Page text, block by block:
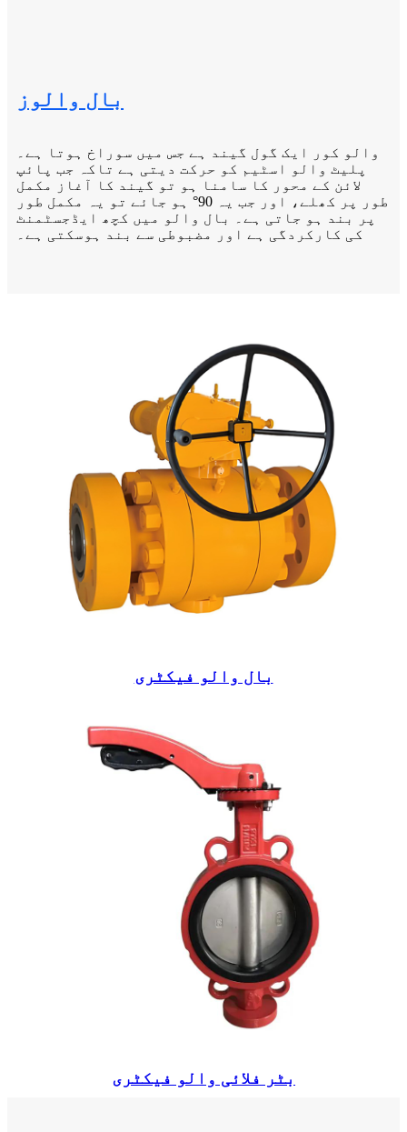
بال والوز
والو کور ایک گول گیند ہے جس میں سوراخ ہوتا ہے۔
پلیٹ والو اسٹیم کو حرکت دیتی ہے تاکہ جب پائپ
لائن کے محور کا سامنا ہو تو گیند کا آغاز مکمل
طور پر کھلے، اور جب یہ 90° ہو جائے تو یہ مکمل طور
پر بند ہو جاتی ہے۔ بال والو میں کچھ ایڈجسٹمنٹ
کی کارکردگی ہے اور مضبوطی سے بند ہوسکتی ہے۔
بال والو فیکٹری
بٹر فلائی والو فیکٹری